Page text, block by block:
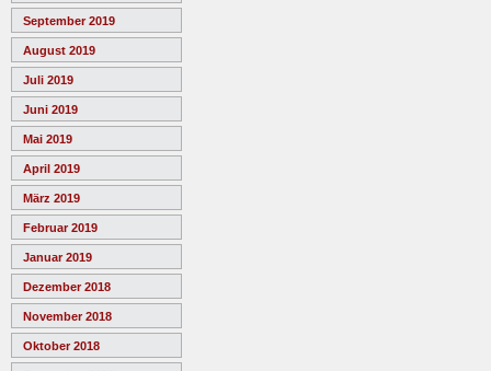
September 2019
August 2019
Juli 2019
Juni 2019
Mai 2019
April 2019
März 2019
Februar 2019
Januar 2019
Dezember 2018
November 2018
Oktober 2018